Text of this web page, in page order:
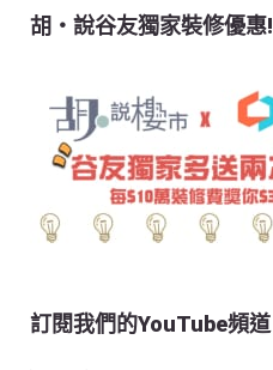
胡‧說谷友獨家裝修優惠!
訂閱我們的YouTube頻道